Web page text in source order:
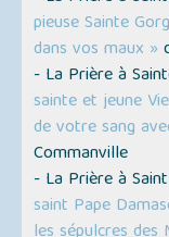
pieuse Sainte
dans vos maux »
- La Prière à
sainte et jeune
de votre sang
Commanville
- La Prière à
saint Pape